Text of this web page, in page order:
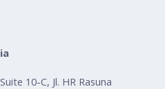
10-C, Jl. HR Rasuna